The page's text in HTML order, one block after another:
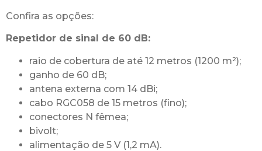
Confira as opções:
Repetidor de sinal de 60 dB:
raio de cobertura de até 12 metros (1200 m²);
ganho de 60 dB;
antena externa com 14 dBi;
cabo RGC058 de 15 metros (fino);
conectores N fêmea;
bivolt;
alimentação de 5 V (1,2 mA).